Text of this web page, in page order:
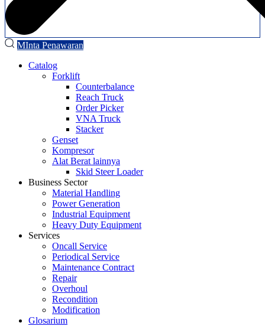
MInta Penawaran
Catalog
Forklift
Counterbalance
Reach Truck
Order Picker
VNA Truck
Stacker
Genset
Kompresor
Alat Berat lainnya
Skid Steer Loader
Business Sector
Material Handling
Power Generation
Industrial Equipment
Heavy Duty Equipment
Services
Oncall Service
Periodical Service
Maintenance Contract
Repair
Overhoul
Recondition
Modification
Glosarium